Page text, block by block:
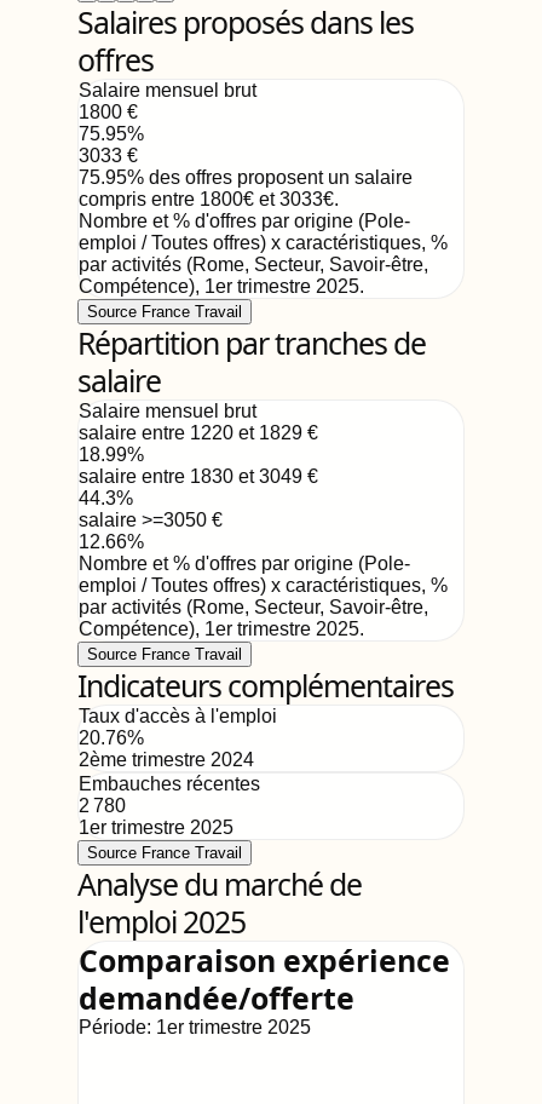
Salaires proposés dans les
offres
Salaire mensuel brut
1800 €
75.95%
3033 €
75.95% des offres proposent un salaire
compris entre 1800€ et3033€.
Nombre et % d'offres par origine (Pole-
emploi / Toutes offres) x caractéristiques, %
par activités (Rome, Secteur, Savoir-être,
Compétence), 1er trimestre 2025.
Source France Travail
Répartition par tranches de
salaire
Salaire mensuel brut
salaire entre 1220 et 1829 €
18.99%
salaire entre 1830 et 3049 €
44.3%
salaire >=3050 €
12.66%
Nombre et % d'offres par origine (Pole-
emploi / Toutes offres) x caractéristiques, %
par activités (Rome, Secteur, Savoir-être,
Compétence), 1er trimestre 2025.
Source France Travail
Indicateurs complémentaires
Taux d'accès à l'emploi
20.76%
2ème trimestre 2024
Embauches récentes
2 780
1er trimestre 2025
Source France Travail
Analyse du marché de
l'emploi 2025
Comparaison expérience
demandée/offerte
Période: 1er trimestre 2025